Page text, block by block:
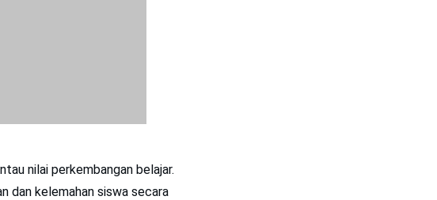
nilai perkembangan belajar.
dan kelemahan siswa secara